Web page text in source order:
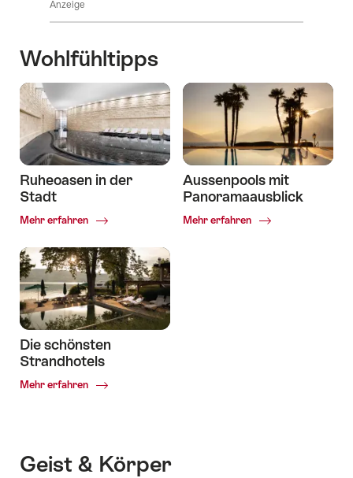
Anzeige
Wohlfühltipps
Ruheoasen in der
Stadt
Mehr erfahren
Common.Of
in
der
Stadt
Aussenpools mit
Panoramaausblick
Mehr erfahren
Common.Of
Die schönsten
Strandhotels
Mehr erfahren
Common.Of
Geist & Körper